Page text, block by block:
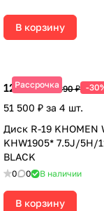
В корзину
Рассрочка
12 875 ₽18 390 ₽ -
51 500 ₽ за 4 шт.
Диск R-19 KHOMEN
KHW1905* 7.5J/5H/
BLACK
0 0 В наличии
В корзину